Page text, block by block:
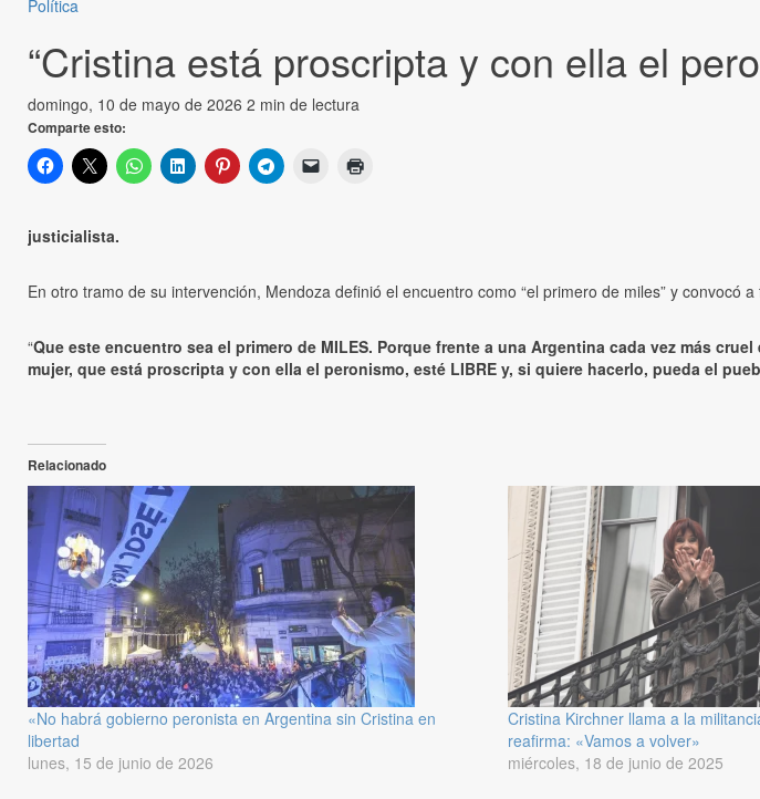
Política
“Cristina está proscripta y con ella el
domingo, 10 de mayo de 2026 2 min de lectura
Comparte esto:
justicialista.
En otro tramo de su intervención, Mendoza definió el encuentro como “el primero de miles” y
“Que este encuentro sea el primero de MILES. Porque frente a una Argentina cada vez más
mujer, que está proscripta y con ella el peronismo, esté LIBRE y, si quiere hacerlo, pueda el
Relacionado
«No habrá gobierno peronista en Argentina sin Cristina en
libertad
lunes, 15 de junio de 2026
Cristina Kirchner llama a la
reafirma: «Vamos a volver»
miércoles, 18 de junio de 2025